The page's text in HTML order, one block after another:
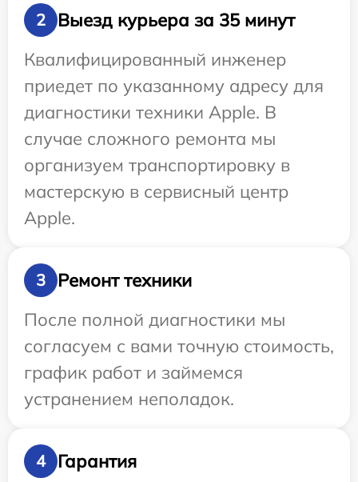
2
Выезд курьера за 35 минут
Квалифицированный инженер
приедет по указанному адресу для
диагностики техники Apple. В
случае сложного ремонта мы
организуем транспортировку в
мастерскую в сервисный центр
Apple.
3
Ремонт техники
После полной диагностики мы
согласуем с вами точную стоимость,
график работ и займемся
устранением неполадок.
4 Гарантия